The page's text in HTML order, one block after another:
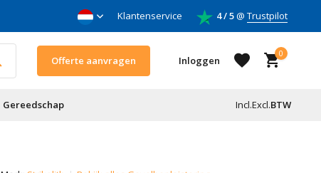
Voor doe-het-zelf & aannemers
Klantenservice 4 / 5@ Trustpilot
Offerte aanvragen Inloggen
0
Gereedschap Incl.Excl.BTW